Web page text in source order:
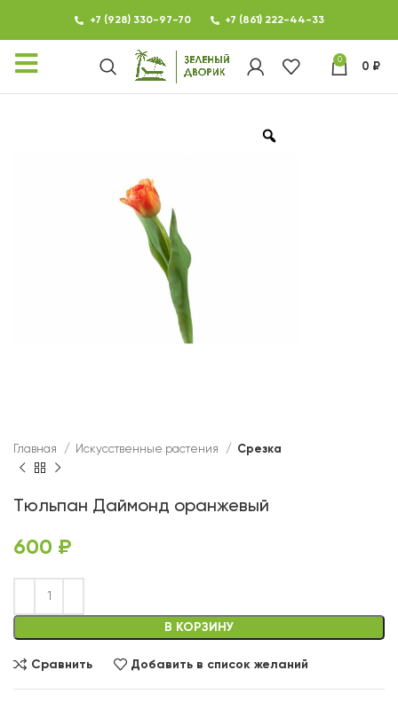
+7 (928) 330-97-70 +7 (861) 222-44-33
0
0 ₽
Главная Искусственные растения Срезка
Тюльпан Даймонд оранжевый
600 ₽
В КОРЗИНУ
Сравнить Добавить в список желаний
О МАГАЗИНЕ ЗЕЛЕНЫЙ